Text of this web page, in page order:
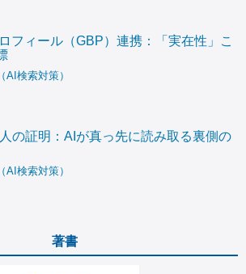
フィール（GBP）連携：「実在性」こ
AI検索対策）
の証明：AIが真っ先に読み取る裏側の
AI検索対策）
著書